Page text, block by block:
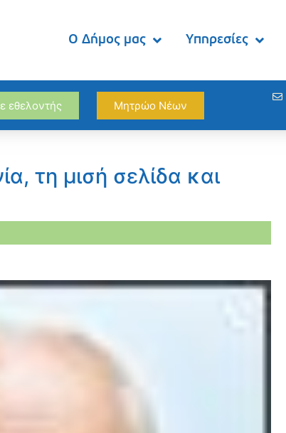
Ο Δήμος μας Υπηρεσίες
εθελοντής Μητρώο Νέων
τη μισή σελίδα και